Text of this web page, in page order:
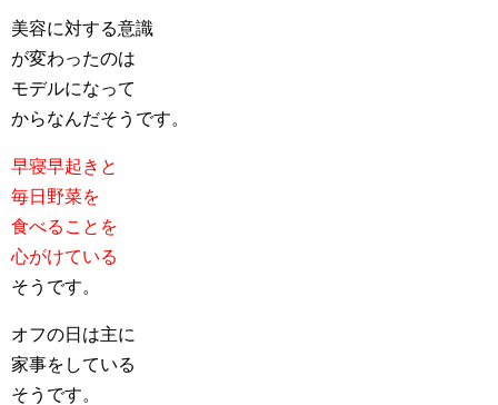
美容に対する意識
が変わったのは
モデルになって
からなんだそうです。
早寝早起きと
毎日野菜を
食べることを
心がけている
そうです。
オフの日は主に
家事をしている
そうです。